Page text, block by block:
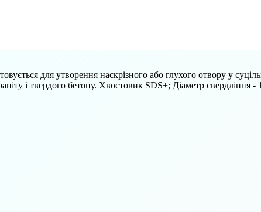
для утворення наскрізного або глухого отвору у
і твердого бетону. Хвостовик SDS+; Діаметр